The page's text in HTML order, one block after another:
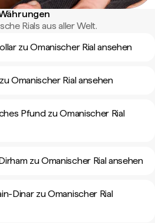
Rials aus aller Welt.
zu Omanischer Rial ansehen
Omanischer Rial ansehen
Pfund zu Omanischer Rial
zu Omanischer Rial ansehen
Dinar zu Omanischer Rial